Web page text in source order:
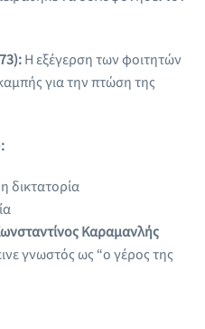
Η εξέγερση των φοιτητών
για την πτώση της
δικτατορία
Καραμανλής
γνωστός ως “ο γέρος της